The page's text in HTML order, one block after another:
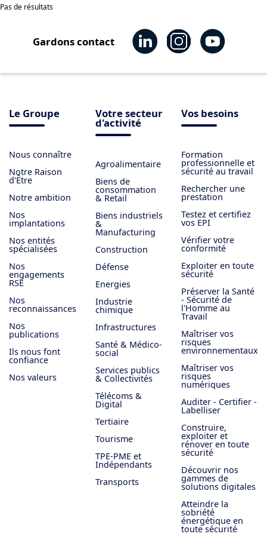
Pas de résultats
Gardons contact
Le Groupe
Nous connaître
Notre Raison
d'Être
Notre ambition
Nos
implantations
Nos entités
spécialisées
Nos
engagements
RSE
Nos
reconnaissances
Nos
publications
Ils nous font
confiance
Nos valeurs
Votre secteur
d'activité
Agroalimentaire
Biens de
consommation
& Retail
Biens industriels
&
Manufacturing
Construction
Défense
Energies
Industrie
chimique
Infrastructures
Santé & Médico-
social
Services publics
& Collectivités
Télécoms &
Digital
Tertiaire
Tourisme
TPE-PME et
Indépendants
Transports
Vos besoins
Formation
professionnelle et
sécurité au travail
Rechercher une
prestation
Testez et certifiez
vos EPI
Vérifier votre
conformité
Exploiter en toute
sécurité
Préserver la Santé
- Sécurité de
l'Homme au
Travail
Maîtriser vos
risques
environnementaux
Maîtriser vos
risques
numériques
Auditer - Certifier -
Labelliser
Construire,
exploiter et
rénover en toute
sécurité
Découvrir nos
gammes de
solutions digitales
Atteindre la
sobriété
énergétique en
toute sécurité